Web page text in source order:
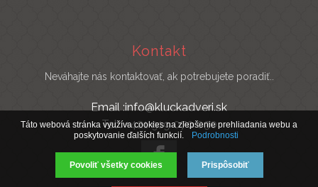
Kontakt
Neváhajte nás kontaktovať, ak potrebujete poradiť..
Email :info@kluckadveri.sk
Tel : +421 919 070 030
Táto webová stránka využíva cookies na zlepšenie prehliadania webu a
poskytovanie ďalších funkcií.
Podrobnosti
Povoliť všetky cookies Prispôsobiť